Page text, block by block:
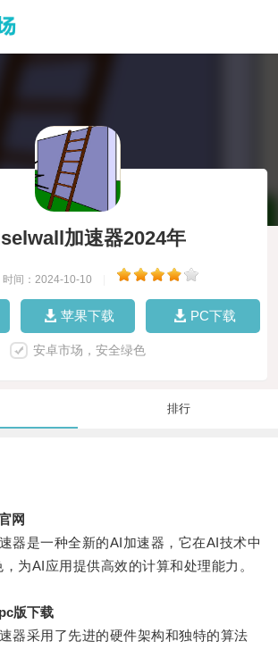
加速器2024年
时间：2024-10-10
苹果下载 PC下载
安卓市场，安全绿色
排行
网
是一种全新的AI加速器，它在AI技术中
为AI应用提供高效的计算和处理能力。
版下载
采用了先进的硬件架构和独特的算法